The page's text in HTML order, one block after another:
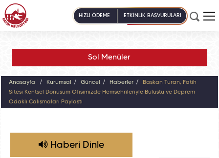
HIZLI ÖDEME ETKİNLİK BAŞVURULARI
Sol Menüler
Anasayfa Kurumsal Güncel Haberler
Başkan Turan, Fatih
Sitesi Kentsel Dönüşüm Ofisimizde Hemşehrileriyle Buluştu ve Deprem
Odaklı Çalışmaları Paylaştı
Haberi Dinle